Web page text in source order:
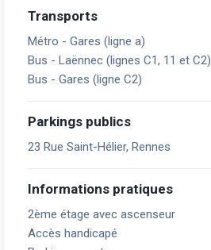
Transports
Métro - Gares (ligne a)
Bus - Laënnec (lignes C1, 11 et C2)
Bus - Gares (ligne C2)
Parkings publics
23 Rue Saint-Hélier, Rennes
Informations pratiques
2ème étage avec ascenseur
Accès handicapé